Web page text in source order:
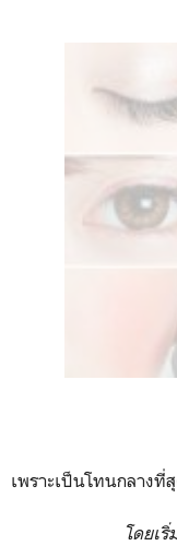
เพราะเป็นโทนกลางที่
โดยเ